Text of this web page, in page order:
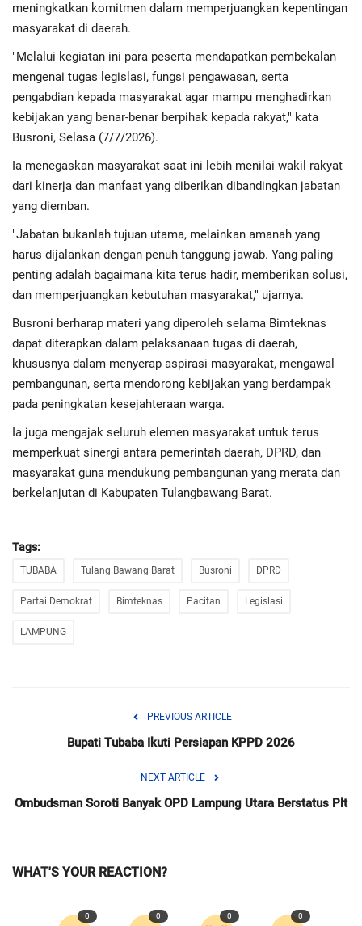
meningkatkan komitmen dalam memperjuangkan kepentingan
masyarakat di daerah.
"Melalui kegiatan ini para peserta mendapatkan pembekalan
mengenai tugas legislasi, fungsi pengawasan, serta
pengabdian kepada masyarakat agar mampu menghadirkan
kebijakan yang benar-benar berpihak kepada rakyat," kata
Busroni, Selasa (7/7/2026).
Ia menegaskan masyarakat saat ini lebih menilai wakil rakyat
dari kinerja dan manfaat yang diberikan dibandingkan jabatan
yang diemban.
"Jabatan bukanlah tujuan utama, melainkan amanah yang
harus dijalankan dengan penuh tanggung jawab. Yang paling
penting adalah bagaimana kita terus hadir, memberikan solusi,
dan memperjuangkan kebutuhan masyarakat," ujarnya.
Busroni berharap materi yang diperoleh selama Bimteknas
dapat diterapkan dalam pelaksanaan tugas di daerah,
khususnya dalam menyerap aspirasi masyarakat, mengawal
pembangunan, serta mendorong kebijakan yang berdampak
pada peningkatan kesejahteraan warga.
Ia juga mengajak seluruh elemen masyarakat untuk terus
memperkuat sinergi antara pemerintah daerah, DPRD, dan
masyarakat guna mendukung pembangunan yang merata dan
berkelanjutan di Kabupaten Tulangbawang Barat.
Tags:
TUBABA Tulang Bawang Barat Busroni DPRD
Partai Demokrat Bimteknas Pacitan Legislasi
LAMPUNG
PREVIOUS ARTICLE
Bupati Tubaba Ikuti Persiapan KPPD 2026
NEXT ARTICLE
Ombudsman Soroti Banyak OPD Lampung Utara Berstatus Plt
WHAT'S YOUR REACTION?
0 0 0 0